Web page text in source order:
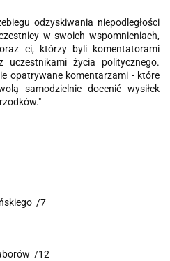
odzyskiwania niepodległości
w swoich wspomnieniach,
ci, którzy byli komentatorami
uczestnikami życia politycznego.
opatrywane komentarzami - które
samodzielnie docenić wysiłek
/7
/12